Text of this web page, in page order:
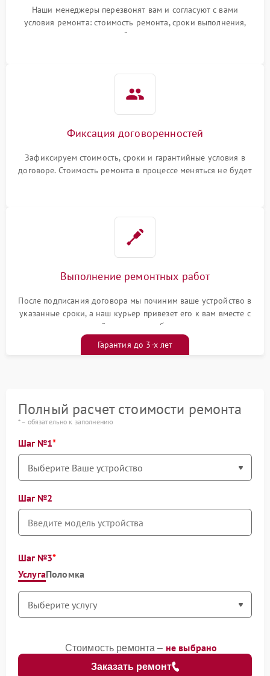
Наши менеджеры перезвонят вам и согласуют с вами
условия ремонта: стоимость ремонта, сроки выполнения,
гарантийные условия
Фиксация договоренностей
Зафиксируем стоимость, сроки и гарантийные условия в
договоре. Стоимость ремонта в процессе меняться не будет
Выполнение ремонтных работ
После подписания договора мы починим ваше устройство в
указанные сроки, а наш курьер привезет его к вам вместе с
гарантийным талоном бесплатно
Гарантия до 3-х лет
Полный расчет стоимости ремонта
* – обязательно к заполнению
Шаг №1
Шаг №2
Шаг №3
УслугаПоломка
Заказать ремонт
Стоимость ремонта – не выбрано